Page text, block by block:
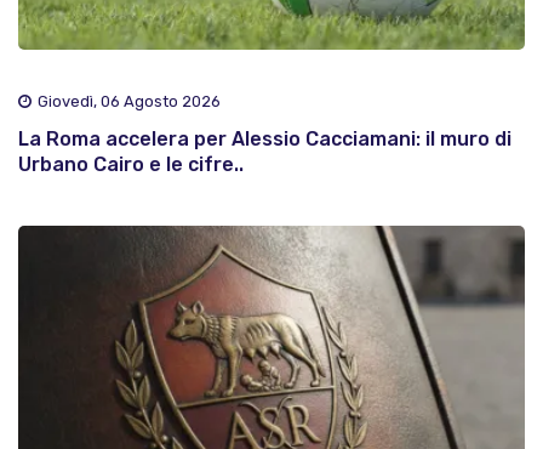
Giovedì, 06 Agosto 2026
La Roma accelera per Alessio Cacciamani: il muro di
Urbano Cairo e le cifre..